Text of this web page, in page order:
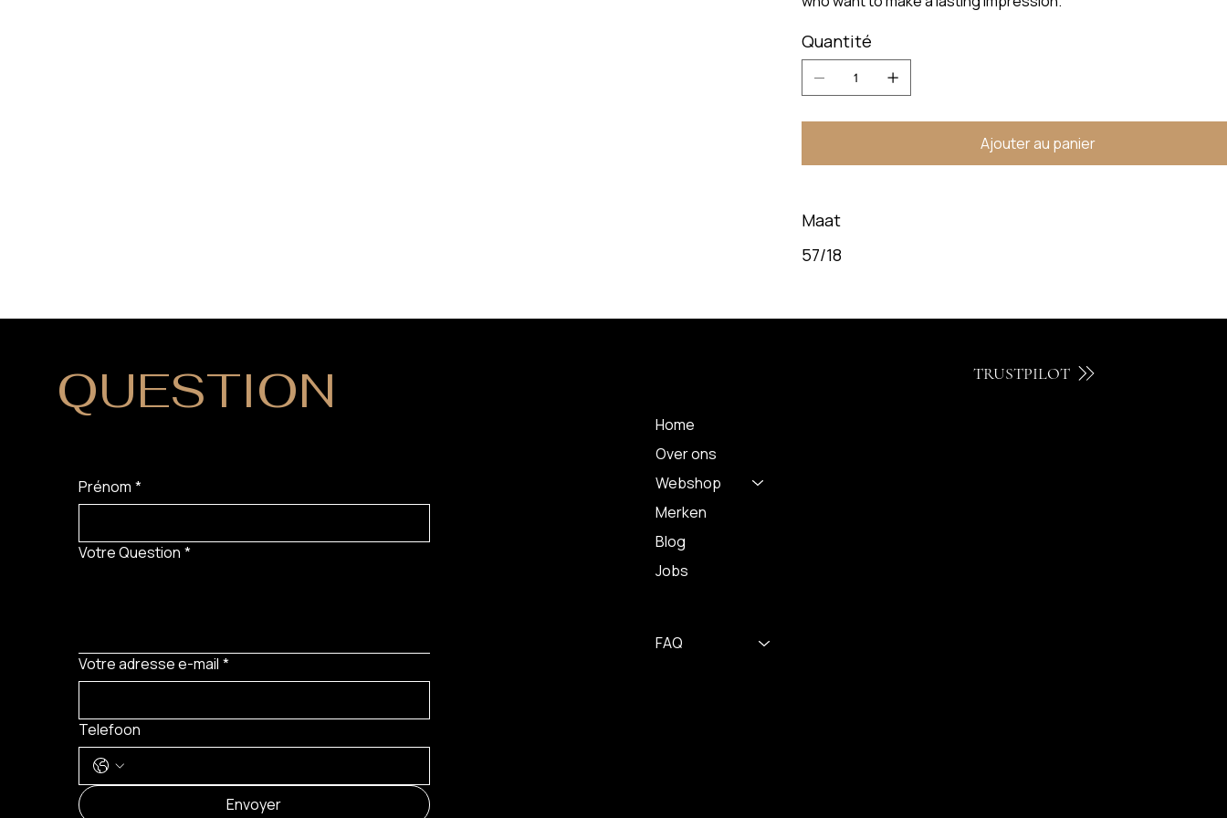
Quantité
Ajouter au panier
Maat
57/18
QUESTION
Prénom *
Votre Question *
Votre adresse e-mail *
Telefoon
Envoyer
Home
Over ons
Webshop
Merken
Blog
Jobs
FAQ
TRUSTPILOT